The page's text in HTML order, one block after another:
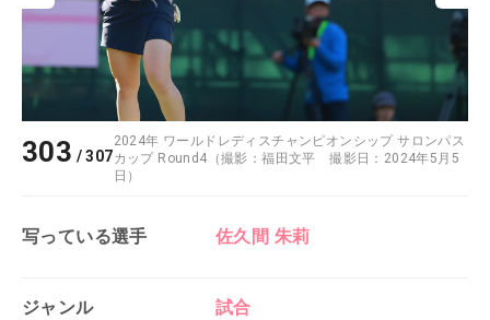
303 /307
2024年 ワールドレディスチャンピオンシップ サロンパス
カップ Round4（撮影：福田文平 撮影日：2024年5月5
日）
写っている選手 佐久間 朱莉
ジャンル 試合